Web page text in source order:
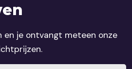
en je ontvangt meteen onze